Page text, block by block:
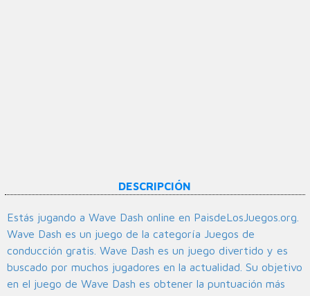
DESCRIPCIÓN
Estás jugando a Wave Dash online en PaisdeLosJuegos.org.
Wave Dash es un juego de la categoría Juegos de
conducción gratis. Wave Dash es un juego divertido y es
buscado por muchos jugadores en la actualidad. Su objetivo
en el juego de Wave Dash es obtener la puntuación más